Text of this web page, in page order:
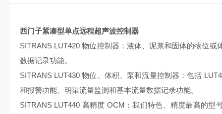
西门子紧凑型单点远程超声波控制器
SITRANS LUT420 物位控制器：液体、泥浆和固体的物位
数据记录功能。
SITRANS LUT430 物位、体积、泵和流量控制器：包括
和报警功能、明渠流量监测和基本流量数据记录功能。
SITRANS LUT440 高精度 OCM：我们特色、精度最高的型